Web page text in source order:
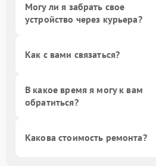
Могу ли я забрать свое
устройство через курьера?
Как с вами связаться?
В какое время я могу к вам
обратиться?
Какова стоимость ремонта?